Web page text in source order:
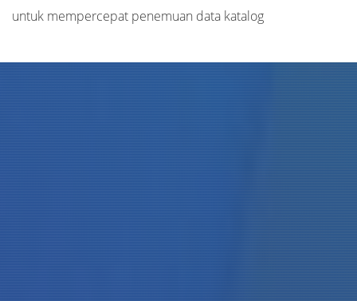
untuk mempercepat penemuan data katalog